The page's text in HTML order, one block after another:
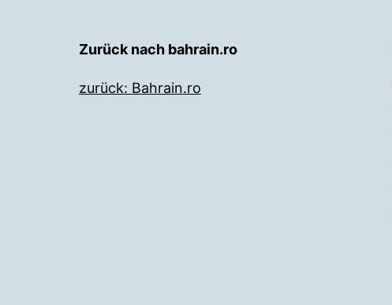
Zurück nach bahrain.ro
zurück: Bahrain.ro